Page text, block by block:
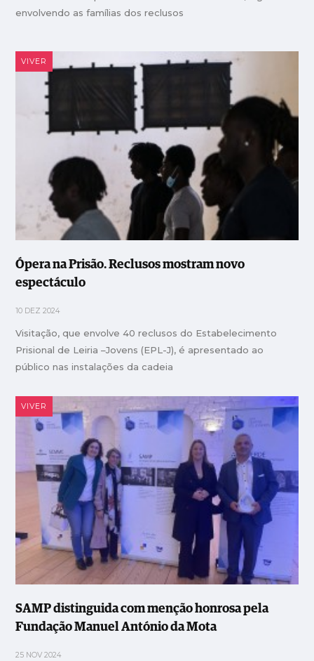
envolvendo as famílias dos reclusos
VIVER
Ópera na Prisão. Reclusos mostram novo
espectáculo
10 DEZ 2024
Visitação, que envolve 40 reclusos do Estabelecimento
Prisional de Leiria –Jovens (EPL-J), é apresentado ao
público nas instalações da cadeia
VIVER
SAMP distinguida com menção honrosa pela
Fundação Manuel António da Mota
25 NOV 2024